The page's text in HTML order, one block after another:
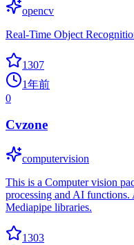
opencv
Real-Time Object
1307
1年前
0
Cvzone
computervision
This is a Computer vision
processing and AI
Mediapipe libraries.
1303